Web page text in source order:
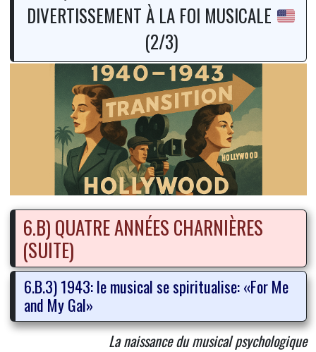
DIVERTISSEMENT À LA FOI MUSICALE
(2/3)
6.B) QUATRE ANNÉES CHARNIÈRES
(SUITE)
6.B.3) 1943: le musical se spiritualise: «For Me
and My Gal»
La naissance du musical psychologique